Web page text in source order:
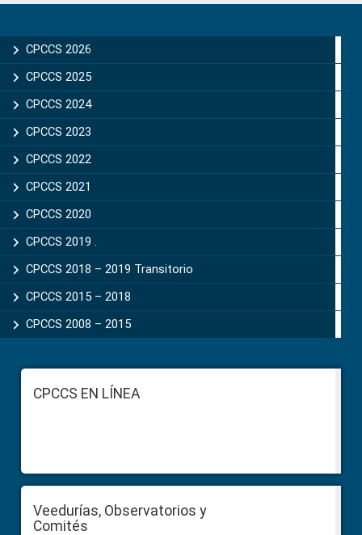
Sidebar
CPCCS 2026
CPCCS 2025
CPCCS 2024
CPCCS 2023
CPCCS 2022
CPCCS 2021
CPCCS 2020
CPCCS 2019 .
CPCCS 2018 – 2019 Transitorio
CPCCS 2015 – 2018
CPCCS 2008 – 2015
FooterCPCCS EN LÍNEA
Veedurías, Observatorios y
Comités